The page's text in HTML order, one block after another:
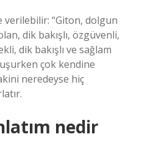
“Giton, dolgun
dik bakışlı, özgüvenli,
dik bakışlı ve sağlam
çok kendine
neredeyse hiç
nedir